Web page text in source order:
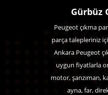
Gürbüz
Peugeot çıkma
parça talepleriniz
Ankara Peugeot
uygun fiyatlarla
motor, şanzıman,
ayna, far,